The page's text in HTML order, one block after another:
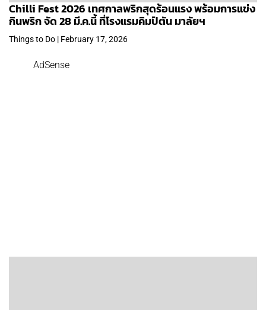
Chilli Fest 2026 เทศกาลพริกสุดร้อนแรง พร้อมการแข่ง
กินพริก จัด 28 มี.ค.นี้ ที่โรงแรมคิมป์ตัน มาลัยฯ
Things to Do | February 17, 2026
AdSense